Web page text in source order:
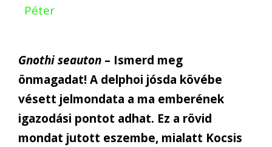
Péter
Gnothi seauton – Ismerd meg
önmagadat! A delphoi jósda kövébe
vésett jelmondata a ma emberének
igazodási pontot adhat. Ez a rövid
mondat jutott eszembe, mialatt Kocsis